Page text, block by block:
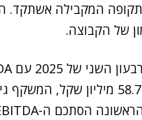
לתקופה המקבילה
של הקבוצה.